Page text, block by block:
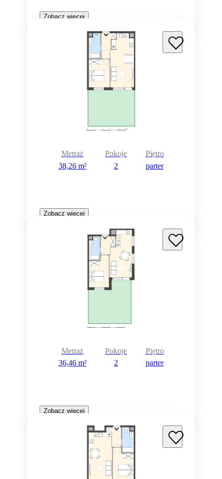
Zobacz więcej
Metraż
38,26 m²
Pokoje
2
Piętro
parter
Zobacz więcej
Metraż
36,46 m²
Pokoje
2
Piętro
parter
Zobacz więcej